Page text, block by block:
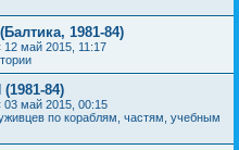
1981-84)
12 май 2015, 11:17
84)
03 май 2015, 00:15
по кораблям, частям, учебным